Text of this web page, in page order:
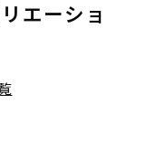
エーショ